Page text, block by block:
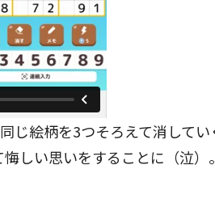
じ絵柄を3つそろえて消して
しい思いをすることに（泣）